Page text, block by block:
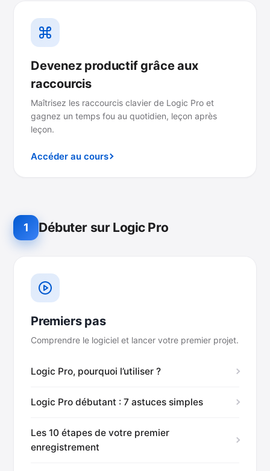
Devenez productif grâce aux
raccourcis
Maîtrisez les raccourcis clavier de Logic Pro et
gagnez un temps fou au quotidien, leçon après
leçon.
Accéder au cours
1 Débuter sur Logic Pro
Premiers pas
Comprendre le logiciel et lancer votre premier projet.
Logic Pro, pourquoi l’utiliser ?
Logic Pro débutant : 7 astuces simples
Les 10 étapes de votre premier
enregistrement